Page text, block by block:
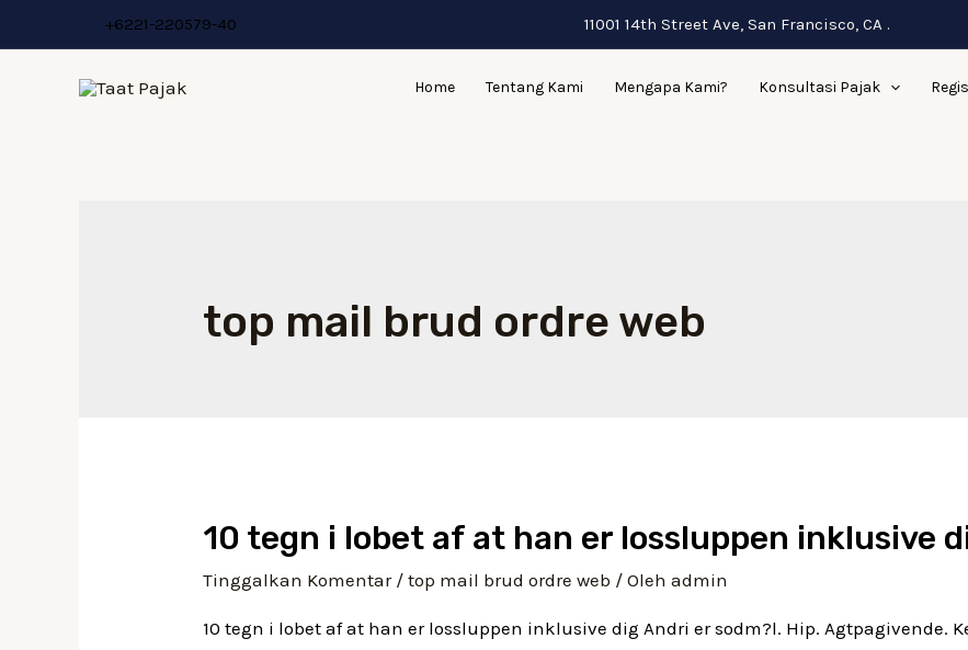
ke
+6221-220579-40 11001 14th Street Ave, San Francisco, CA .
Home Tentang Kami Mengapa Kami? Konsultasi Pajak
top mail brud ordre web
10 tegn i lobet af at han er lossluppen inklusive
Tinggalkan Komentar /top mail brud ordre web / Olehadmin
10 tegn i lobet af at han er lossluppen inklusive dig Andri er sodm?l. Hip. Agtpagivende.